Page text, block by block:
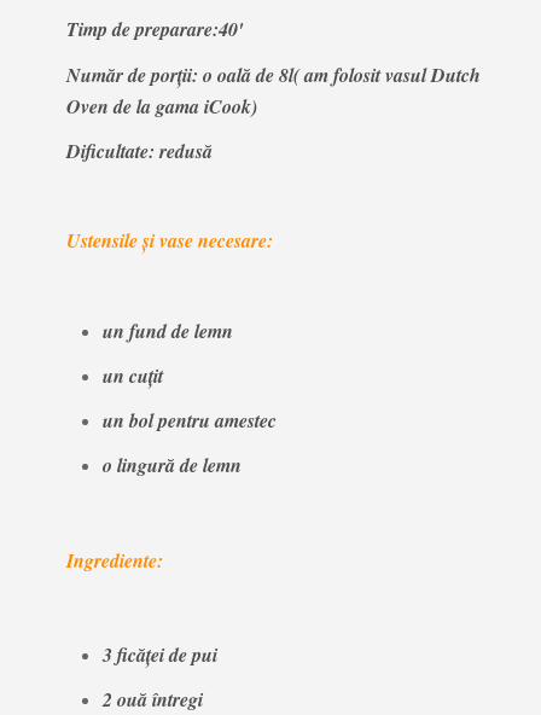
Timp de preparare:40'
Număr de porții: o oală de 8l( am folosit vasul Dutch
Oven de la gama iCook)
Dificultate: redusă
Ustensile și vase necesare:
un fund de lemn
un cuțit
un bol pentru amestec
o lingură de lemn
Ingrediente:
3 ficăței de pui
2 ouă întregi